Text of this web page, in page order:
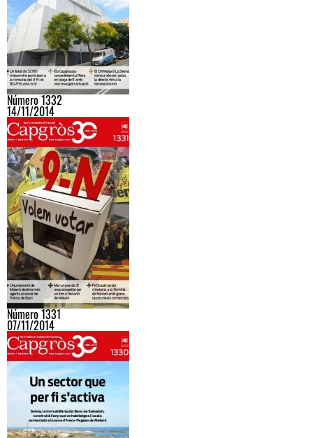
Número 1332
14/11/2014
Número 1331
07/11/2014